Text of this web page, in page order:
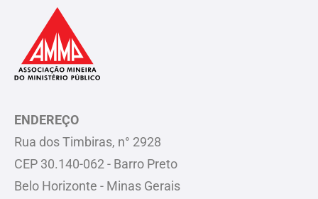
ENDEREÇO
Rua dos Timbiras, n° 2928
CEP 30.140-062 - Barro Preto
Belo Horizonte - Minas Gerais